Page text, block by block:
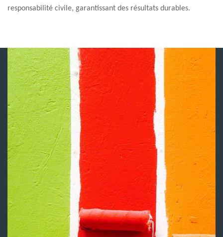
responsabilité civile, garantissant des résultats durables.